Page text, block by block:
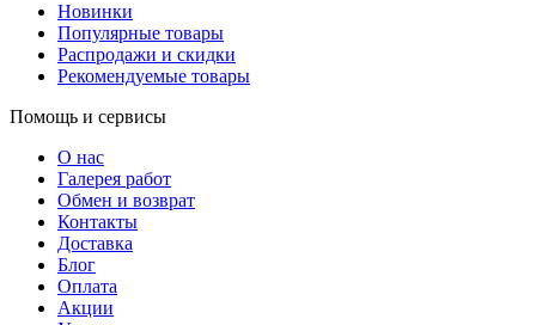
Новинки
Популярные товары
Распродажи и скидки
Рекомендуемые товары
Помощь и сервисы
О нас
Галерея работ
Обмен и возврат
Контакты
Доставка
Блог
Оплата
Акции